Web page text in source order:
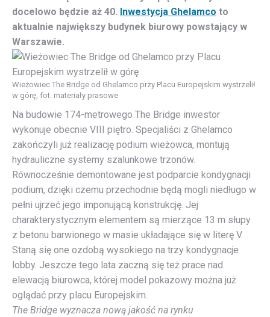
docelowo będzie aż 40. Inwestycja Ghelamco to
aktualnie największy budynek biurowy powstający w
Warszawie.
Wieżowiec The Bridge od Ghelamco przy Placu Europejskim wystrzelił
w górę, fot. materiały prasowe
Na budowie 174-metrowego The Bridge inwestor
wykonuje obecnie VIII piętro. Specjaliści z Ghelamco
zakończyli już realizację podium wieżowca, montują
hydrauliczne systemy szalunkowe trzonów.
Równocześnie demontowane jest podparcie kondygnacji
podium, dzięki czemu przechodnie będą mogli niedługo w
pełni ujrzeć jego imponującą konstrukcję. Jej
charakterystycznym elementem są mierzące 13 m słupy
z betonu barwionego w masie układające się w literę V.
Staną się one ozdobą wysokiego na trzy kondygnacje
lobby. Jeszcze tego lata zaczną się też prace nad
elewacją biurowca, której model pokazowy można już
oglądać przy placu Europejskim.
The Bridge wyznacza nową jakość na rynku